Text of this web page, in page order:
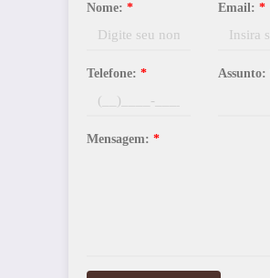
Nome: * Email: *
Telefone: * Assunto:
Mensagem: *